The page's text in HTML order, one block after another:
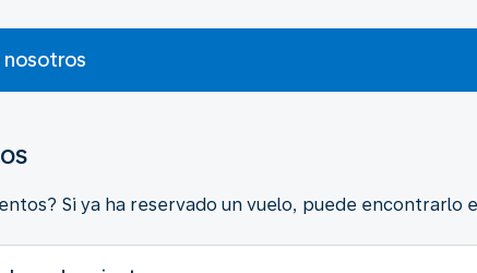
Si ya ha reservado un vuelo, puede encontrarlo